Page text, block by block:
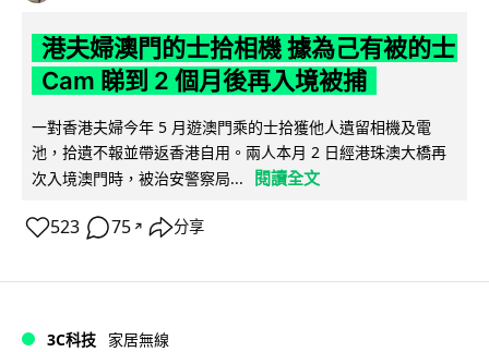
港夫婦澳門的士拾相機 據為己有被的士
Cam 睇到 2 個月後再入境被捕
一對香港夫婦今年 5 月遊澳門乘的士拾獲他人遺留相機及電
池，拾遺不報並帶返香港自用。兩人本月 2 日經港珠澳大橋再
次入境澳門時，被治安警察局...
閱讀全文
523 75 ↗ 分享
3C科技 家居無線